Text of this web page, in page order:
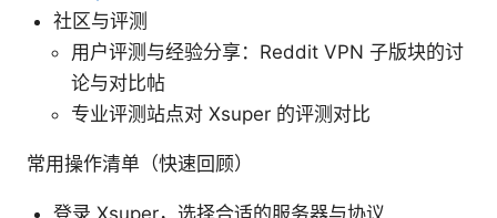
社区与评测
用户评测与经验分享：Reddit VPN 子版块的讨
论与对比帖
专业评测站点对 Xsuper 的评测对比
常用操作清单（快速回顾）
登录 Xsuper，选择合适的服务器与协议